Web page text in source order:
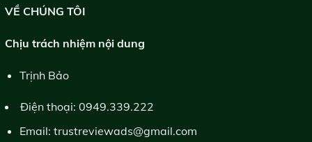
VỀ CHÚNG TÔI
Chịu trách nhiệm nội dung
Trịnh Bảo
Điện thoại: 0949.339.222
Email: trustreviewads@gmail.com